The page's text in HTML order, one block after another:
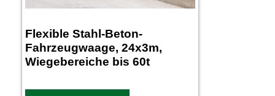
Flexible Stahl-Beton-
Fahrzeugwaage, 24x3m,
Wiegebereiche bis 60t